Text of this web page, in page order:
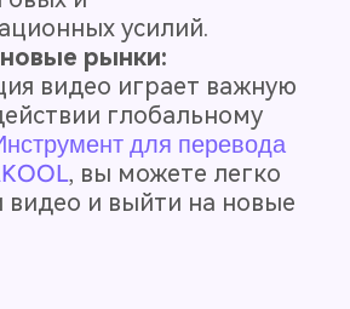
усилий.
рынки:
видео играет важную
глобальному
для перевода
, вы можете легко
видео и выйти на новые